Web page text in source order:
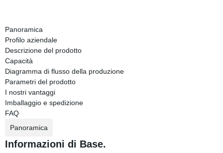
Panoramica
Profilo aziendale
Descrizione del prodotto
Capacità
Diagramma di flusso della produzione
Parametri del prodotto
I nostri vantaggi
Imballaggio e spedizione
FAQ
Panoramica
Informazioni di Base.